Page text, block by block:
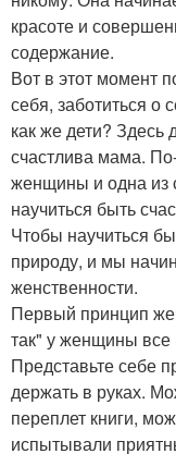
красоте и
содержание.
Вот в этот момент
себя, заботиться о
как же дети? Здесь
счастлива мама.
женщины и одна из
научиться быть
Чтобы научиться
природу, и мы
женственности.
Первый принцип
так" у женщины все
Представьте себе
держать в руках.
переплет книги,
испытывали